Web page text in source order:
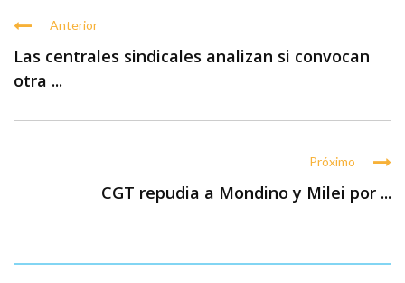
Anterior
Las centrales sindicales analizan si convocan
otra ...
Próximo
CGT repudia a Mondino y Milei por ...